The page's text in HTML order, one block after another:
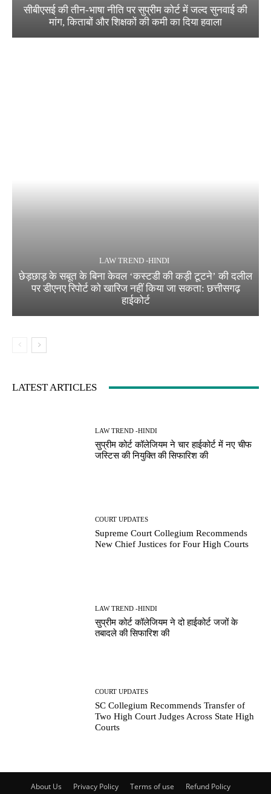
सीबीएसई की तीन-भाषा नीति पर सुप्रीम कोर्ट में जल्द सुनवाई की
मांग, किताबों और शिक्षकों की कमी का दिया हवाला
LAW TREND -HINDI
छेड़छाड़ के सबूत के बिना केवल ‘कस्टडी की कड़ी टूटने’ की दलील
पर डीएनए रिपोर्ट को खारिज नहीं किया जा सकता: छत्तीसगढ़
हाईकोर्ट
LATEST ARTICLES
LAW TREND -HINDI
सुप्रीम कोर्ट कॉलेजियम ने चार हाईकोर्ट में नए चीफ
जस्टिस की नियुक्ति की सिफारिश की
COURT UPDATES
Supreme Court Collegium Recommends
New Chief Justices for Four High Courts
LAW TREND -HINDI
सुप्रीम कोर्ट कॉलेजियम ने दो हाईकोर्ट जजों के
तबादले की सिफारिश की
COURT UPDATES
SC Collegium Recommends Transfer of
Two High Court Judges Across State High
Courts
About Us Privacy Policy Terms of use
Refund Policy